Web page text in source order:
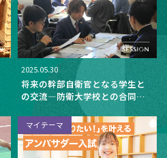
2025.05.30
将来の幹部自衛官となる学生と
の交流―防衛大学校との合同ワ
ークショップ
マイテーマ